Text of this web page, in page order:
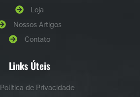
Loja
Nossos Artigos
Contato
Links Úteis
Política de Privacidade